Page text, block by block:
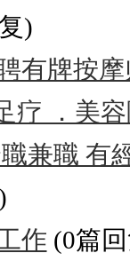
)
有牌按摩
疗 ．美
兼職 有
作 (0篇